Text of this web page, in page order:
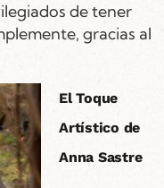
de tener
gracias al
El Toque
Artístico de
Anna Sastre